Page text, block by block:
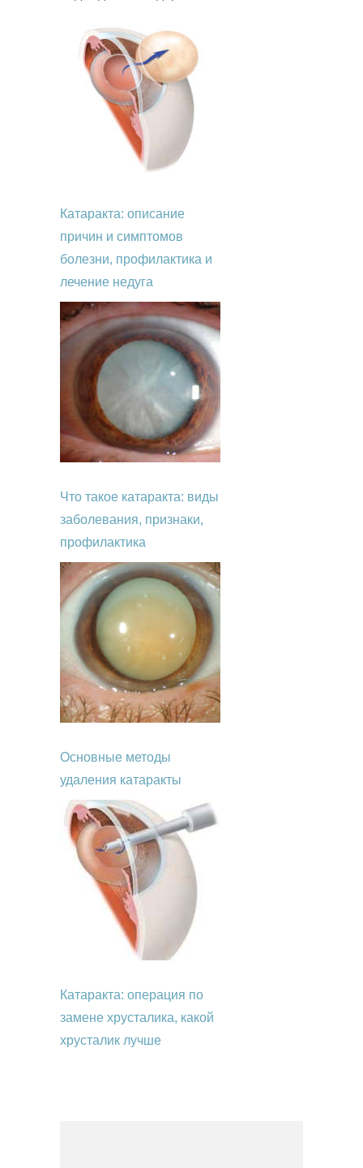
Катаракта: описание
причин и симптомов
болезни, профилактика и
лечение недуга
Что такое катаракта: виды
заболевания, признаки,
профилактика
Основные методы
удаления катаракты
Катаракта: операция по
замене хрусталика, какой
хрусталик лучше